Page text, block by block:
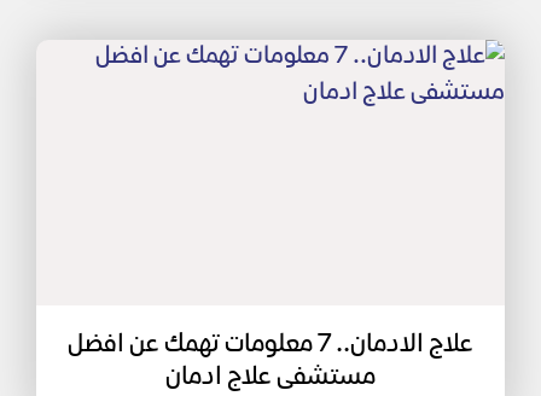
علاج الادمان.. 7 معلومات تهمك عن افضل
مستشفى علاج ادمان